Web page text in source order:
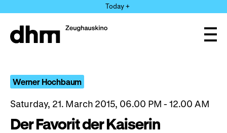
directly
the
Today +
Werner Hochbaum
Saturday, 21. March 2015, 06.00 PM - 12.00 AM
Der Favorit der Kaiserin